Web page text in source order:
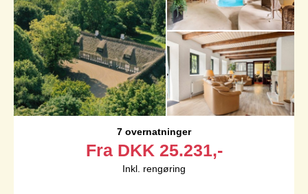
7 overnatninger
Fra DKK 25.231,-
Inkl. rengøring